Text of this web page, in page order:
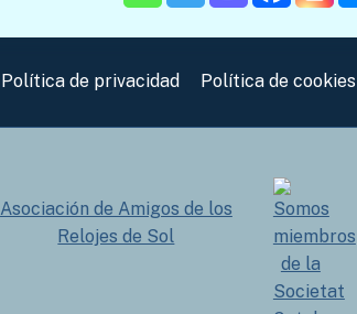
Política de privacidad Política de cookies
Asociación de Amigos de los
Relojes de Sol